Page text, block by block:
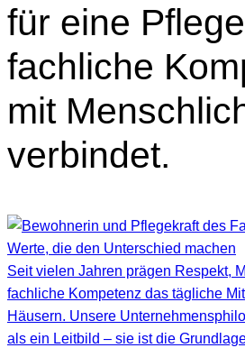
für eine
fachliche
mit
verbindet.
Werte, die den Unterschied machen
Seit vielen Jahren prägen Respekt,
fachliche Kompetenz das tägliche
Häusern. Unsere
als ein Leitbild – sie ist die